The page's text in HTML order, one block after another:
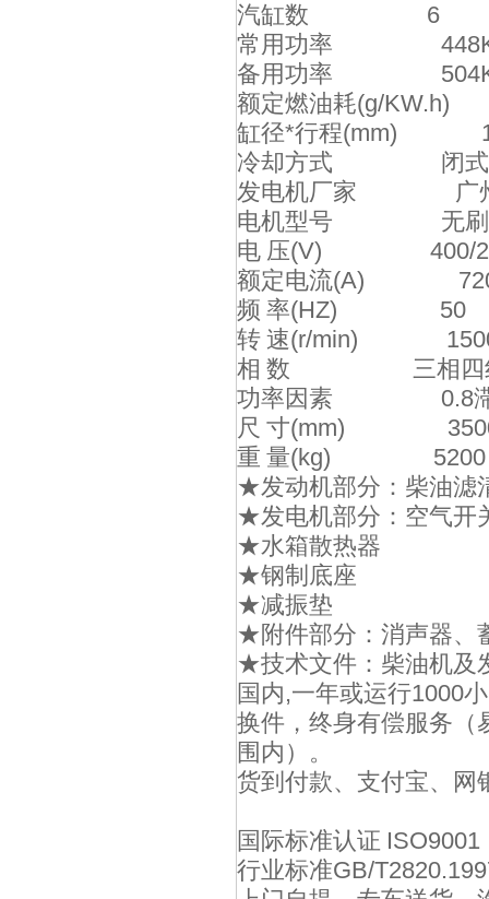
汽缸数 6
常用功率
备用功率
额定燃油耗(g/
缸径*行程(mm)
冷却方式 闭式
发电机厂家 广
电机型号 无刷
电 压(V) 400/
额定电流(A)
频 率(HZ) 50
转 速(r/min)
相 数 三相四
功率因素 0.8
尺 寸(mm)
重 量(kg) 5200
★发动机部分：柴油滤
★发电机部分：空气开
★水箱散热器
★钢制底座
★减振垫
★附件部分：消声器、
★技术文件：柴油机及
国内,一年或运行1000
换件，终身有偿服务（
围内）。
货到付款、支付宝、网
国际标准认证 ISO9001
行业标准GB/